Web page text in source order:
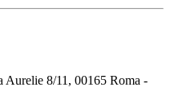
8/11, 00165 Roma -